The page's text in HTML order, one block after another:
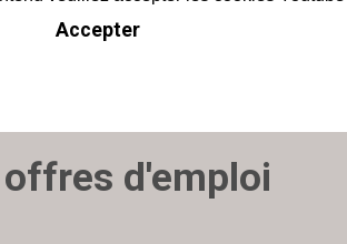
Accepter
d'emploi